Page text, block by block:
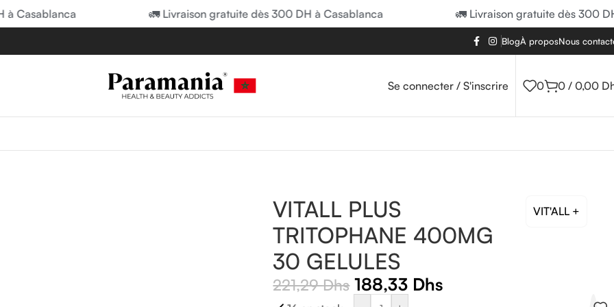
🚛 Livraison gratuite dès 300 DH à Casablanca 🚛 Livraison gratuite dès 300 DH à
BlogÀ proposNous
Se connecter / S'inscrire 0 0 / 0,00
VITALL PLUS
TRITOPHANE 400MG
30 GELULES
VIT'ALL +
221,29Dhs 188,33 Dhs